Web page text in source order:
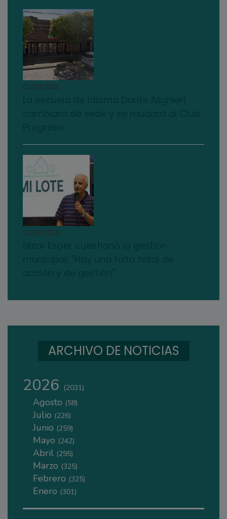
03/08/2026
03/08/2026
ARCHIVO DE NOTICIAS
2026 (2031)
Agosto (58)
Julio (226)
Junio (259)
Mayo (242)
Abril (295)
Marzo (325)
Febrero (325)
Enero (301)